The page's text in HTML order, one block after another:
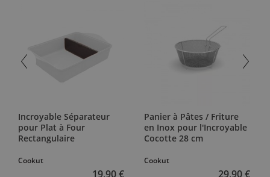
Incroyable Séparateur
pour Plat à Four
Rectangulaire
Cookut
19,90 €
Panier à Pâtes / Friture
en Inox pour l'Incroyable
Cocotte 28 cm
Cookut
29,90 €